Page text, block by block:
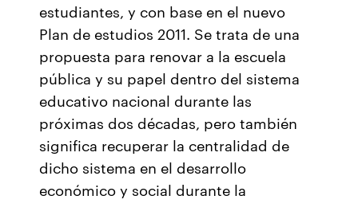
estudiantes, y con base en el nuevo
Plan de estudios 2011. Se trata de una
propuesta para renovar a la escuela
pública y su papel dentro del sistema
educativo nacional durante las
próximas dos décadas, pero también
significa recuperar la centralidad de
dicho sistema en el desarrollo
económico y social durante la